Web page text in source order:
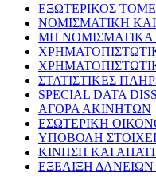
ΕΞΩΤΕΡΙΚΟΣ
ΝΟΜΙΣΜΑΤΙΚΗ ΚΑΙ
ΜΗ ΝΟΜΙΣΜΑΤΙΚΑ
ΣΤΑΤΙΣΤΙΚΕΣ
SPECIAL DATA
ΑΓΟΡΑ ΑΚΙΝΗΤΩΝ
ΕΣΩΤΕΡΙΚΗ
ΥΠΟΒΟΛΗ
ΚΙΝΗΣΗ ΚΑΙ
ΕΞΕΛΙΞΗ